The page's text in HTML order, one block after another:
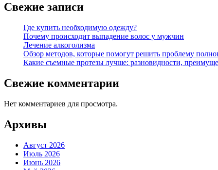
Свежие записи
Где купить необходимую одежду?
Почему происходит выпадение волос у мужчин
Лечение алкоголизма
Обзор методов, которые помогут решить проблему
Какие съемные протезы лучше: разновидности,
Свежие комментарии
Нет комментариев для просмотра.
Архивы
Август 2026
Июль 2026
Июнь 2026